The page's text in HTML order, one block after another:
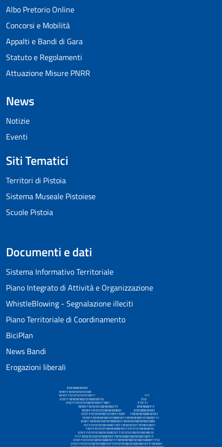
Albo Pretorio Online
Concorsi e Mobilità
Appalti e Bandi di Gara
Statuto e Regolamenti
Attuazione Misure PNRR
News
Notizie
Eventi
Siti Tematici
Territori di Pistoia
Sistema Museale Pistoiese
Scuole Pistoia
Documenti e dati
Sistema Informativo Territoriale
Piano Integrato di Attività e Organizzazione
WhistleBlowing - Segnalazione illeciti
Piano Territoriale di Coordinamento
BiciPlan
News Bandi
Erogazioni liberali